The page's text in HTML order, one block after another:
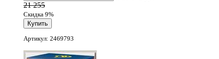
21 255
Скидка 9%
Артикул: 2469793